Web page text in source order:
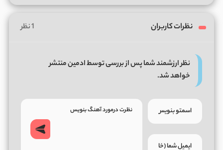
نظرات کاربران 1 نظر
نظر ارزشمند شما پس از بررسی توسط ادمین منتشر
خواهد شد.